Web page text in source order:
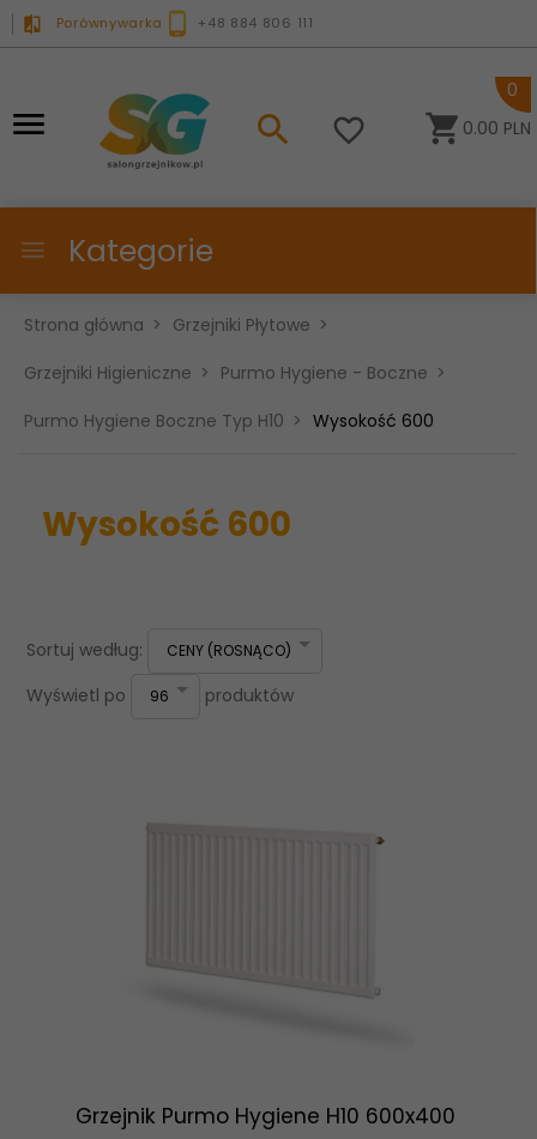
Porównywarka +48 884 806 111
0.00 PLN
0
Kategorie
Strona główna
Grzejniki Płytowe
Grzejniki Higieniczne
Purmo Hygiene - Boczne
Purmo Hygiene Boczne Typ H10
Wysokość 600
Wysokość 600
Sortuj według: sortCENY (ROSNĄCO)
Wyświetl po pop96 produktów
Grzejnik Purmo Hygiene H10 600x400